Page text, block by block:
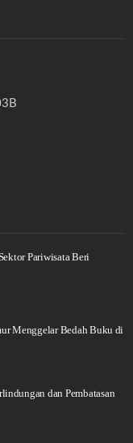
Pariwisata Beri
Menggelar Bedah Buku di
dan Pembatasan